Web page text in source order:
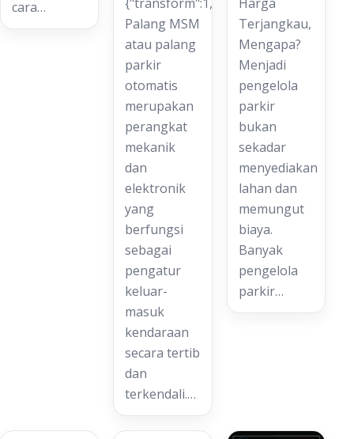
cara…
Palang MSM
atau palang
parkir
otomatis
merupakan
perangkat
mekanik
dan
elektronik
yang
berfungsi
sebagai
pengatur
keluar-
masuk
kendaraan
secara tertib
dan
terkendali.…
Terjangkau,
Mengapa?
Menjadi
pengelola
parkir
bukan
sekadar
menyediakan
lahan dan
memungut
biaya.
Banyak
pengelola
parkir…